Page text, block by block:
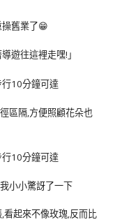
舊業了😁
遊往這裡走嘿!」
區隔,方便照顧花朵也
小小驚訝了一下
看起來不像玫瑰,反而比